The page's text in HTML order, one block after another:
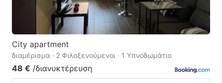
City apartment
διαμέρισμα · 2 Φιλοξενούμενοι · 1 Υπνοδωμάτιο
48 € /διανυκτέρευση